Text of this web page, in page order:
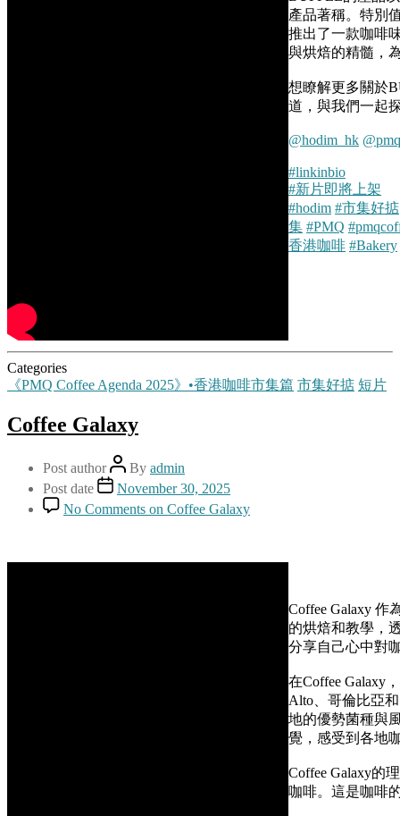
產品著稱。特別
推出了一款咖啡
與烘焙的精髓，
想瞭解更多關於
道，與我們一起
@hodim_hk
#linkinbio
#新片即將上架
#hodim #市集好掂
集 #PMQ
香港咖啡 #Bakery
Categories
《PMQ Coffee Agenda 2025》•香港咖啡市集篇 市集好掂 短片
Coffee Galaxy
Post author By admin
Post date
November 30, 2025
No Comments on Coffee Galaxy
Coffee Galaxy 作
的烘焙和教學，
分享自己心中對
在Coffee Galaxy
Alto、哥倫比亞
地的優勢菌種與
覺，感受到各地
Coffee Galaxy的
咖啡。這是咖啡